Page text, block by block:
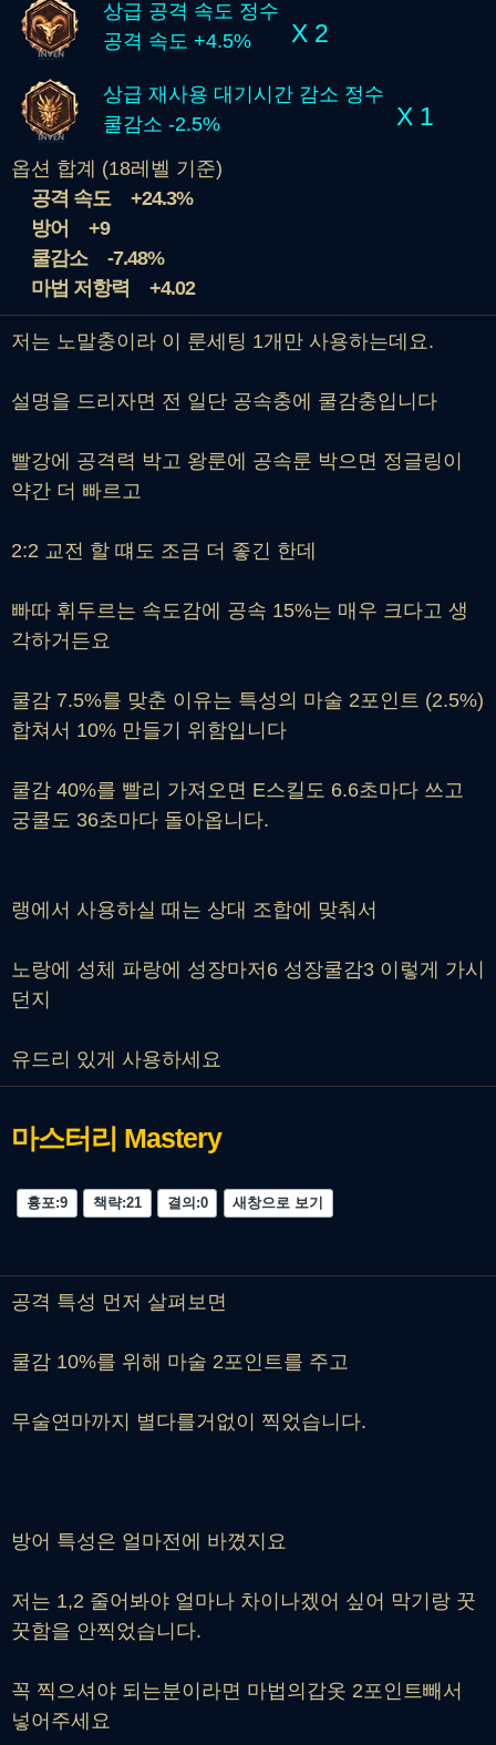
상급 공격 속도 정수
공격 속도 +4.5%
X 2
상급 재사용 대기시간 감소 정수
쿨감소 -2.5%
X 1
옵션 합계 (18레벨 기준)
공격 속도
+24.3%
방어
+9
쿨감소
-7.48%
마법 저항력
+4.02
저는 노말충이라 이 룬세팅 1개만 사용하는데요.
설명을 드리자면 전 일단 공속충에 쿨감충입니다
빨강에 공격력 박고 왕룬에 공속룬 박으면 정글링이
약간 더 빠르고
2:2 교전 할 떄도 조금 더 좋긴 한데
빠따 휘두르는 속도감에 공속 15%는 매우 크다고 생
각하거든요
쿨감 7.5%를 맞춘 이유는 특성의 마술 2포인트 (2.5%)
합쳐서 10% 만들기 위함입니다
쿨감 40%를 빨리 가져오면 E스킬도 6.6초마다 쓰고
궁쿨도 36초마다 돌아옵니다.
랭에서 사용하실 때는 상대 조합에 맞춰서
노랑에 성체 파랑에 성장마저6 성장쿨감3 이렇게 가시
던지
유드리 있게 사용하세요
마스터리 Mastery
흉포:9 책략:21 결의:0 새창으로 보기
공격 특성 먼저 살펴보면
쿨감 10%를 위해 마술 2포인트를 주고
무술연마까지 별다를거없이 찍었습니다.
방어 특성은 얼마전에 바꼈지요
저는 1,2 줄어봐야 얼마나 차이나겠어 싶어 막기랑 꿋
꿋함을 안찍었습니다.
꼭 찍으셔야 되는분이라면 마법의갑옷 2포인트빼서
넣어주세요